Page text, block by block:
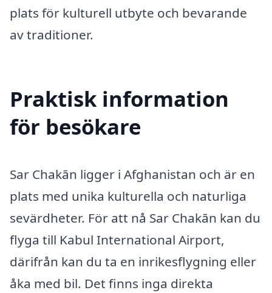
plats för kulturell utbyte och bevarande
av traditioner.
Praktisk information
för besökare
Sar Chakān ligger i Afghanistan och är en
plats med unika kulturella och naturliga
sevärdheter. För att nå Sar Chakān kan du
flyga till Kabul International Airport,
därifrån kan du ta en inrikesflygning eller
åka med bil. Det finns inga direkta